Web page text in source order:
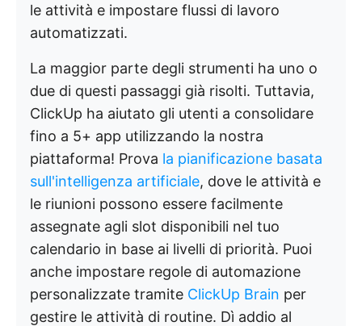
le attività e impostare flussi di lavoro
automatizzati.
La maggior parte degli strumenti ha uno o
due di questi passaggi già risolti. Tuttavia,
ClickUp ha aiutato gli utenti a consolidare
fino a 5+ app utilizzando la nostra
piattaforma! Prova la pianificazione basata
sull'intelligenza artificiale, dove le attività e
le riunioni possono essere facilmente
assegnate agli slot disponibili nel tuo
calendario in base ai livelli di priorità. Puoi
anche impostare regole di automazione
personalizzate tramite ClickUp Brain per
gestire le attività di routine. Dì addio al